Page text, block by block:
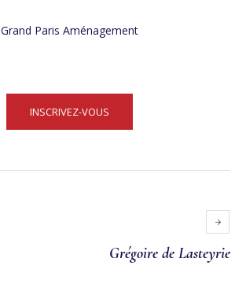
Grand Paris Aménagement
INSCRIVEZ-VOUS
Grégoire de Lasteyrie